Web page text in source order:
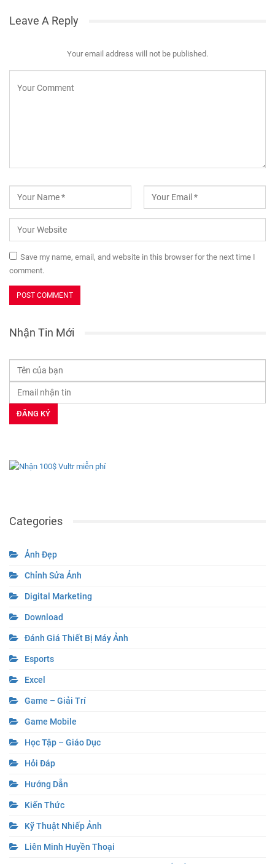
Leave A Reply
Your email address will not be published.
Save my name, email, and website in this browser for the next time I
comment.
Nhận Tin Mới
Categories
Ảnh Đẹp
Chỉnh Sửa Ảnh
Digital Marketing
Download
Đánh Giá Thiết Bị Máy Ảnh
Esports
Excel
Game – Giải Trí
Game Mobile
Học Tập – Giáo Dục
Hỏi Đáp
Hướng Dẫn
Kiến Thức
Kỹ Thuật Nhiếp Ảnh
Liên Minh Huyền Thoại